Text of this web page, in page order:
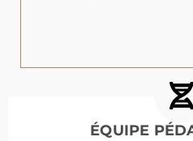
ÉQUIPE